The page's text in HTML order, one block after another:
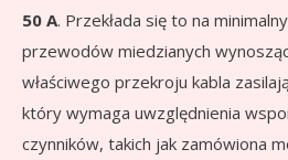
50 A. Przekłada się to na
przewodów miedzianych
właściwego przekroju kabla
który wymaga uwzględnienia
czynników, takich jak zamówiona